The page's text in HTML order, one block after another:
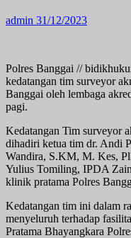
admin 31/12/2023
Polres Banggai //
kedatangan tim surveyor
Banggai oleh lembaga
pagi.
Kedatangan Tim surveyor
dihadiri ketua tim dr. Andi
Wandira, S.KM, M. Kes,
Yulius Tomiling, IPDA
klinik pratama Polres
Kedatangan tim ini dalam
menyeluruh terhadap
Pratama Bhayangkara